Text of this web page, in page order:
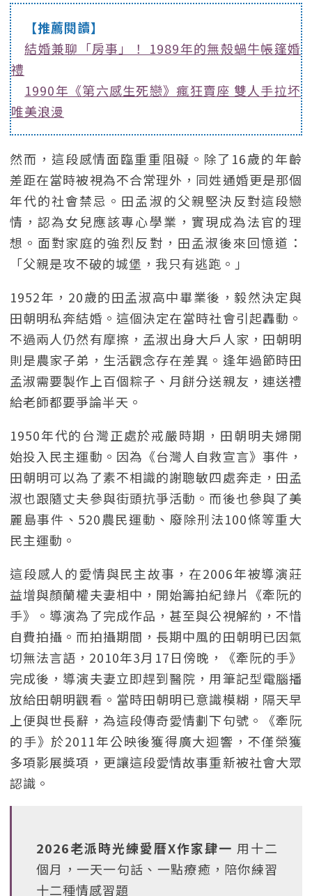
【推薦閱讀】
結婚兼聊「房事」！ 1989年的無殼蝸牛帳篷婚
禮
1990年《第六感生死戀》瘋狂賣座 雙人手拉坏
唯美浪漫
然而，這段感情面臨重重阻礙。除了16歲的年齡
差距在當時被視為不合常理外，同姓通婚更是那個
年代的社會禁忌。田孟淑的父親堅決反對這段戀
情，認為女兒應該專心學業，實現成為法官的理
想。面對家庭的強烈反對，田孟淑後來回憶道：
「父親是攻不破的城堡，我只有逃跑。」
1952年，20歲的田孟淑高中畢業後，毅然決定與
田朝明私奔結婚。這個決定在當時社會引起轟動。
不過兩人仍然有摩擦，孟淑出身大戶人家，田朝明
則是農家子弟，生活觀念存在差異。逢年過節時田
孟淑需要製作上百個粽子、月餅分送親友，連送禮
給老師都要爭論半天。
1950年代的台灣正處於戒嚴時期，田朝明夫婦開
始投入民主運動。因為《台灣人自救宣言》事件，
田朝明可以為了素不相識的謝聰敏四處奔走，田孟
淑也跟隨丈夫參與街頭抗爭活動。而後也參與了美
麗島事件、520農民運動、廢除刑法100條等重大
民主運動。
這段感人的愛情與民主故事，在2006年被導演莊
益增與顏蘭權夫妻相中，開始籌拍紀錄片《牽阮的
手》。導演為了完成作品，甚至與公視解約，不惜
自費拍攝。而拍攝期間，長期中風的田朝明已因氣
切無法言語，2010年3月17日傍晚，《牽阮的手》
完成後，導演夫妻立即趕到醫院，用筆記型電腦播
放給田朝明觀看。當時田朝明已意識模糊，隔天早
上便與世長辭，為這段傳奇愛情劃下句號。《牽阮
的手》於2011年公映後獲得廣大迴響，不僅榮獲
多項影展獎項，更讓這段愛情故事重新被社會大眾
認識。
2026老派時光練愛曆X作家肆一 用十二
個月，一天一句話、一點療癒，陪你練習
十二種情感習題